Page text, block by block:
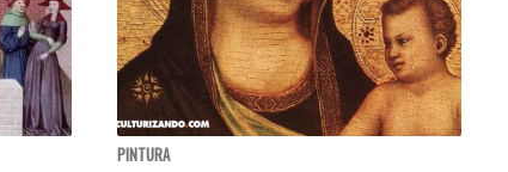
PINTURA